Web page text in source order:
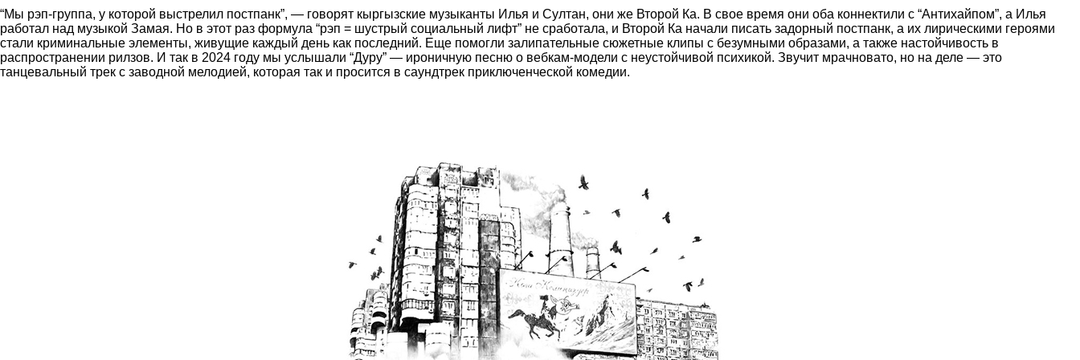
“Мы рэп-группа, у которой выстрелил постпанк”, — говорят кыргызские музыканты Илья и Султан, они же Второй Ка. В свое время они оба коннектили с “Антихайпом”, а Илья
работал над музыкой Замая. Но в этот раз формула “рэп = шустрый социальный лифт” не сработала, и Второй Ка начали писать задорный постпанк, а их лирическими героями
стали криминальные элементы, живущие каждый день как последний. Еще помогли залипательные сюжетные клипы с безумными образами, а также настойчивость в
распространении рилзов. И так в 2024 году мы услышали “Дуру” — ироничную песню о вебкам-модели с неустойчивой психикой. Звучит мрачновато, но на деле — это
танцевальный трек с заводной мелодией, которая так и просится в саундтрек приключенческой комедии.